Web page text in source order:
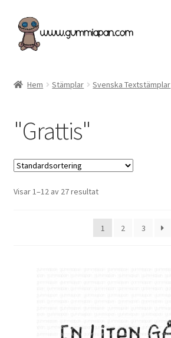
Hoppa
till
navigering
Hoppa
till
innehåll
Nyheter & Påfyllt!
Återförsäljare
Butiken
Hem Stämplar Svenska Textstämplar
"Grattis"
Visar 1–12 av 27 resultat
1 2 3